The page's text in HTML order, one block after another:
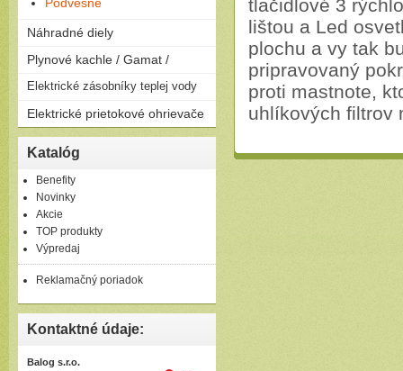
Náhradné diely
Plynové kachle / Gamat /
Plynové kachle
Elektrické zásobníky teplej vody
Závesné
Ležaté
Elektrické prietokové ohrievače
Elektrické prietokové
ohrievače
Katalóg
Benefity
Novinky
Akcie
TOP produkty
Výpredaj
Reklamačný poriadok
Kontaktné údaje:
Balog s.r.o.
tlačidlové 3
lištou a Led
plochu a vy tak
pripravovaný
proti mastnote,
uhlíkových filtrov